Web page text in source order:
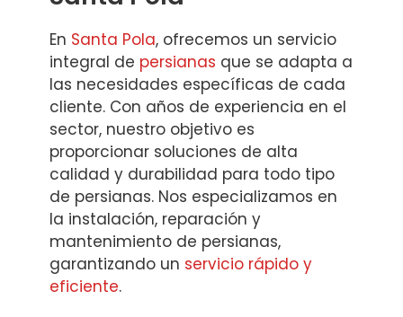
En Santa Pola, ofrecemos un servicio
integral de persianas que se adapta a
las necesidades específicas de cada
cliente. Con años de experiencia en el
sector, nuestro objetivo es
proporcionar soluciones de alta
calidad y durabilidad para todo tipo
de persianas. Nos especializamos en
la instalación, reparación y
mantenimiento de persianas,
garantizando un servicio rápido y
eficiente.